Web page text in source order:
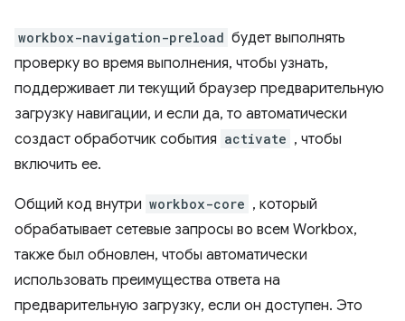
workbox-navigation-preload будет выполнять
проверку во время выполнения, чтобы узнать,
поддерживает ли текущий браузер предварительную
загрузку навигации, и если да, то автоматически
создаст обработчик события activate , чтобы
включить ее.
Общий код внутри workbox-core , который
обрабатывает сетевые запросы во всем Workbox,
также был обновлен, чтобы автоматически
использовать преимущества ответа на
предварительную загрузку, если он доступен. Это